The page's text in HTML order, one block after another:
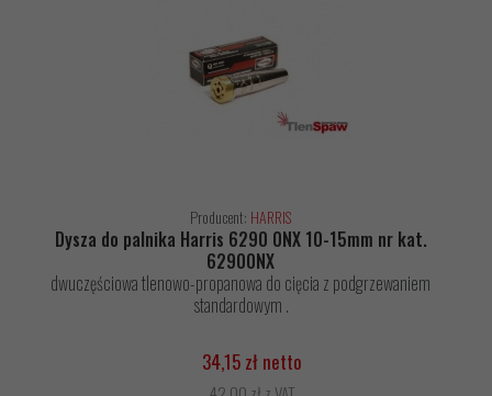
Producent: HARRIS
Dysza do palnika Harris 6290 0NX 10-15mm nr kat.
62900NX
dwuczęściowa tlenowo-propanowa do cięcia z podgrzewaniem
standardowym .
34,15 zł netto